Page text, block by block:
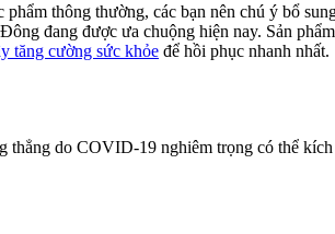
thông thường, các bạn nên chú ý bổ
đang được ưa chuộng hiện nay. Sản
tăng cường sức khỏe để hồi phục nhanh nhất.
do COVID-19 nghiêm trọng có thể